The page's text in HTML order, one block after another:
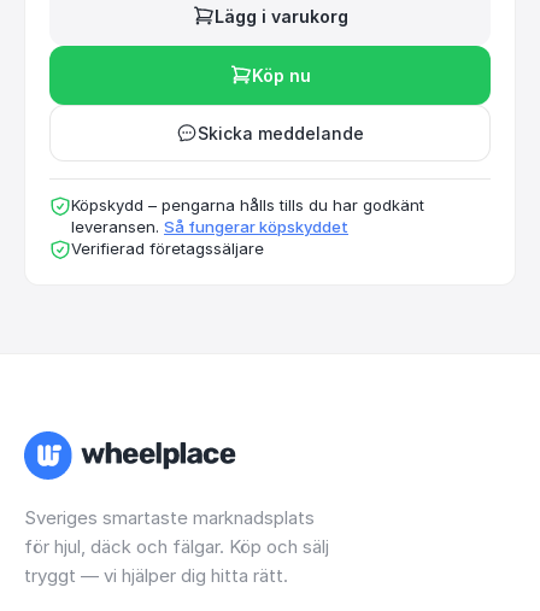
Lägg i varukorg
Köp nu
Skicka meddelande
Köpskydd – pengarna hålls tills du har godkänt
leveransen. Så fungerar köpskyddet
Verifierad företagssäljare
Sveriges smartaste marknadsplats
för hjul, däck och fälgar. Köp och sälj
tryggt — vi hjälper dig hitta rätt.